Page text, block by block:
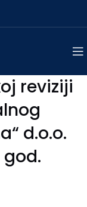
reviziji
d.o.o.
god.